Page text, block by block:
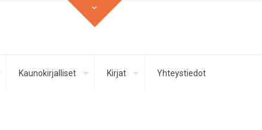
Kaunokirjalliset Kirjat Yhteystiedot